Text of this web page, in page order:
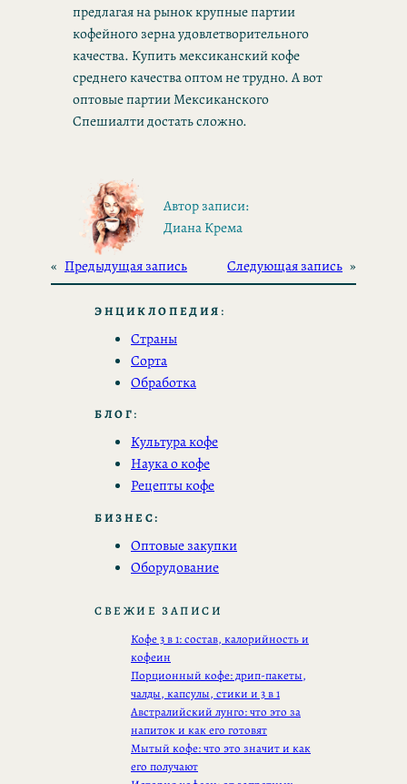
предлагая на рынок крупные партии
кофейного зерна удовлетворительного
качества. Купить мексиканский кофе
среднего качества оптом не трудно. А вот
оптовые партии Мексиканского
Спешиалти достать сложно.
Автор записи:
Диана Крема
« Предыдущая запись Следующая запись »
ЭНЦИКЛОПЕДИЯ :
Страны
Сорта
Обработка
БЛОГ:
Культура кофе
Наука о кофе
Рецепты кофе
БИЗНЕС:
Оптовые закупки
Оборудование
СВЕЖИЕ ЗАПИСИ
Кофе 3 в 1: состав, калорийность и
кофеин
Порционный кофе: дрип-пакеты,
чалды, капсулы, стики и 3 в 1
Австралийский лунго: что это за
напиток и как его готовят
Мытый кофе: что это значит и как
его получают